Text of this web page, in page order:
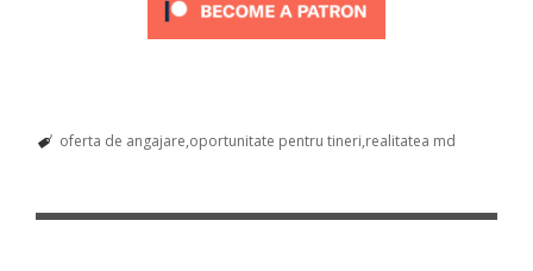
oferta de angajare oportunitate pentru tineri realitatea md